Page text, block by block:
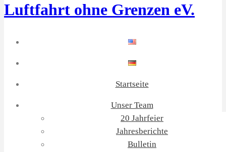
Luftfahrt ohne Grenzen eV.
Startseite
Unser Team
20 Jahrfeier
Jahresberichte
Bulletin